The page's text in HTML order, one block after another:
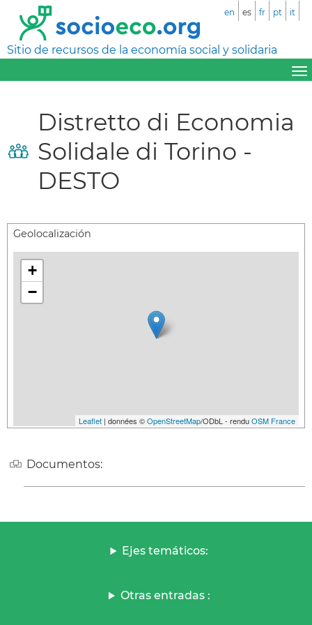
Sitio de recursos de la economía social y solidaria
en es fr pt it
Distretto di Economia
Solidale di Torino -
DESTO
Geolocalización
+
−
Leaflet | données ©OpenStreetMap/ODbL - renduOSM France
Documentos:
Ejes temáticos:
Otras entradas :